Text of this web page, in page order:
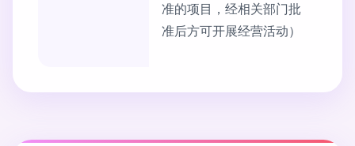
准的项目，经相关部门批
准后方可开展经营活动）